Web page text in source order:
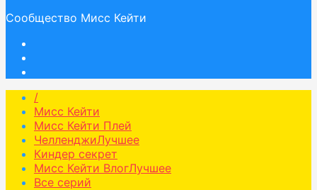
Сообщество Мисс Кейти
/
Мисс Кейти
Мисс Кейти Плей
ЧелленджиЛучшее
Киндер секрет
Мисс Кейти ВлогЛучшее
Все серий